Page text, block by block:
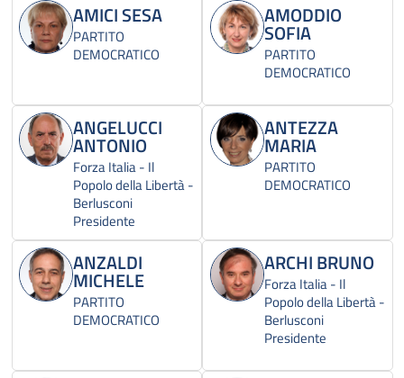
AMICI SESA
PARTITO
DEMOCRATICO
AMODDIO
SOFIA
PARTITO
DEMOCRATICO
ANGELUCCI
ANTONIO
Forza Italia - Il
Popolo della Libertà -
Berlusconi
Presidente
ANTEZZA
MARIA
PARTITO
DEMOCRATICO
ANZALDI
MICHELE
PARTITO
DEMOCRATICO
ARCHI BRUNO
Forza Italia - Il
Popolo della Libertà -
Berlusconi
Presidente